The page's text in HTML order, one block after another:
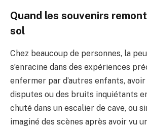
Quand les souvenirs
sol
Chez beaucoup de personnes, la
s’enracine dans des expériences
enfermer par d’autres enfants,
disputes ou des bruits inquiétants
chuté dans un escalier de cave, ou
imaginé des scènes après avoir vu